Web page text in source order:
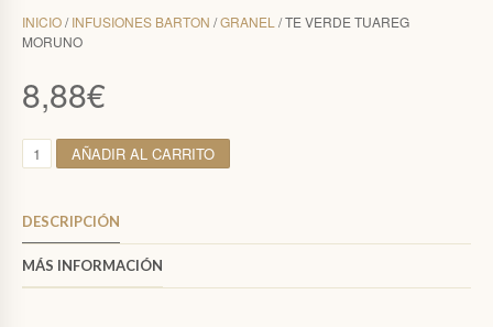
O
INICIO/INFUSIONES BARTON /GRANEL / TE VERDE TUAREG
MORUNO
8,88€
A
I
D
A
D
AÑADIR AL CARRITO
DESCRIPCIÓN
MÁS INFORMACIÓN